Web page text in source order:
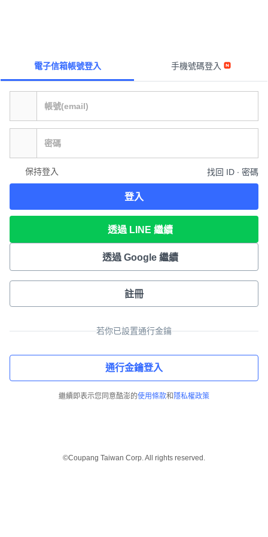
電子信箱帳號登入 手機號碼登入
保持登入 找回 ID ∙ 密碼
登入
透過 LINE 繼續
透過 Google 繼續
註冊
若你已設置通行金鑰
通行金鑰登入
繼續即表示您同意酷澎的使用條款和 隱私權政策
©Coupang Taiwan Corp. All rights reserved.